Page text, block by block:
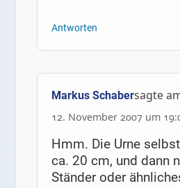
Antworten
Markus Schabersagte
12. November 2007 um
Hmm. Die Urne
ca. 20 cm, und dann
Ständer oder